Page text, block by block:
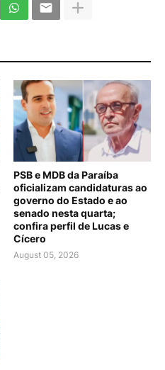
PSB e MDB da Paraíba
oficializam candidaturas ao
governo do Estado e ao
senado nesta quarta;
confira perfil de Lucas e
Cícero
August 05, 2026